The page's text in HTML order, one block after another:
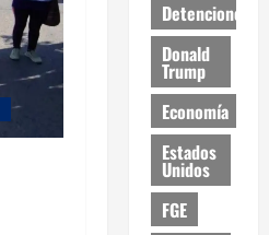
Detenciones
Donald
Trump
Economía
Estados
Unidos
FGE